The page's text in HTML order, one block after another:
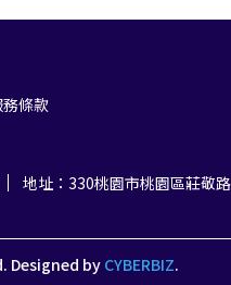
條款
地址：330桃園市桃園區莊敬
Designed by CYBERBIZ.